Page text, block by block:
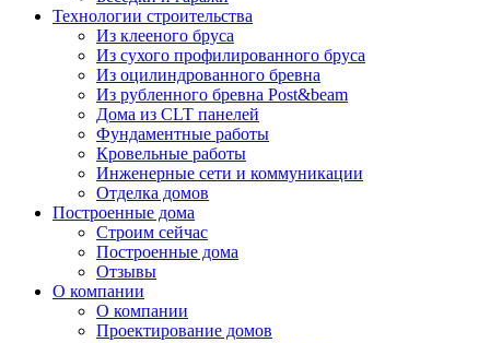
Технологии строительства
Из клееного бруса
Из сухого профилированного бруса
Из оцилиндрованного бревна
Из рубленного бревна Post&beam
Дома из CLT панелей
Фундаментные работы
Кровельные работы
Инженерные сети и коммуникации
Отделка домов
Построенные дома
Строим сейчас
Построенные дома
Отзывы
О компании
О компании
Проектирование домов